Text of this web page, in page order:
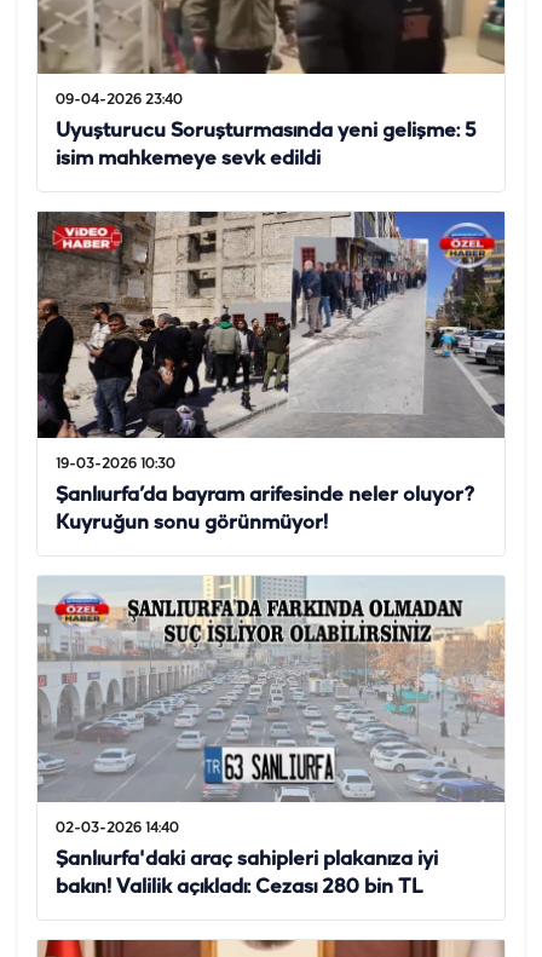
09-04-2026 23:40
Uyuşturucu Soruşturmasında yeni gelişme: 5
isim mahkemeye sevk edildi
19-03-2026 10:30
Şanlıurfa’da bayram arifesinde neler oluyor?
Kuyruğun sonu görünmüyor!
02-03-2026 14:40
Şanlıurfa'daki araç sahipleri plakanıza iyi
bakın! Valilik açıkladı: Cezası 280 bin TL